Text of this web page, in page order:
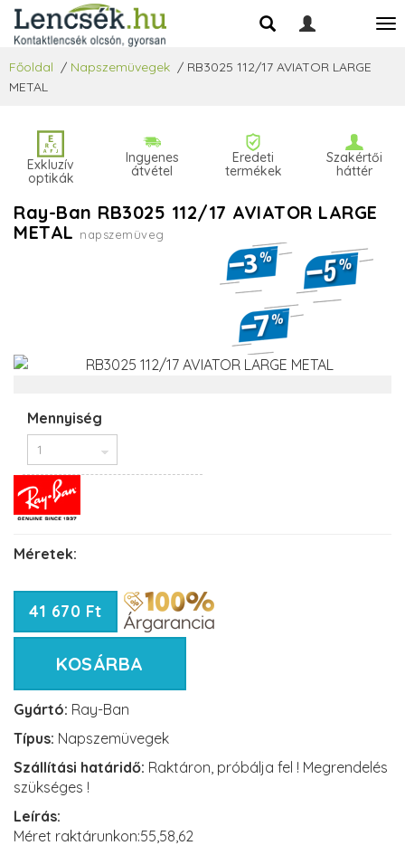
Főoldal / Napszemüvegek / RB3025 112/17 AVIATOR LARGE
METAL
Exkluzív
optikák
Ingyenes
átvétel
Eredeti
termékek
Szakértői
háttér
Ray-Ban RB3025 112/17 AVIATOR LARGE
METAL napszemüveg
Mennyiség
Méretek:
41 670 Ft
KOSÁRBA
Gyártó: Ray-Ban
Típus: Napszemüvegek
Szállítási határidő: Raktáron, próbálja fel ! Megrendelés
szükséges !
Leírás:
Méret raktárunkon:55,58,62